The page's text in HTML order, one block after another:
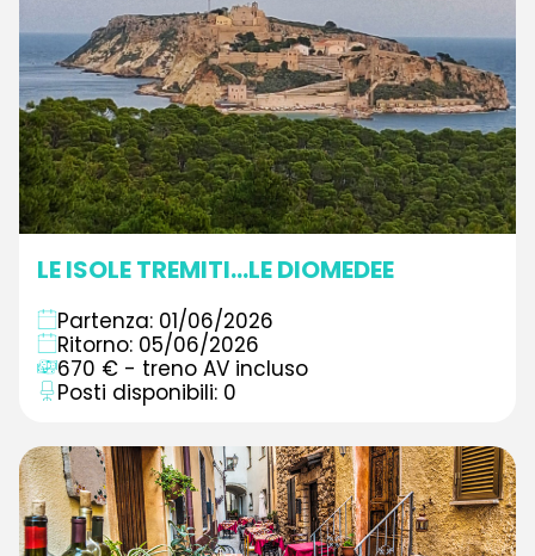
LE ISOLE TREMITI...LE DIOMEDEE
Partenza: 01/06/2026
Ritorno: 05/06/2026
670 € - treno AV incluso
Posti disponibili: 0